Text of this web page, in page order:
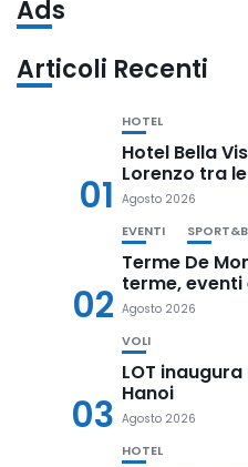
Ads
Articoli Recenti
01
HOTEL
Hotel Bella
Lorenzo tra
Agosto 2026
02
EVENTI
Terme De
terme, eventi
Agosto 2026
03
VOLI
LOT
Hanoi
Agosto 2026
HOTEL